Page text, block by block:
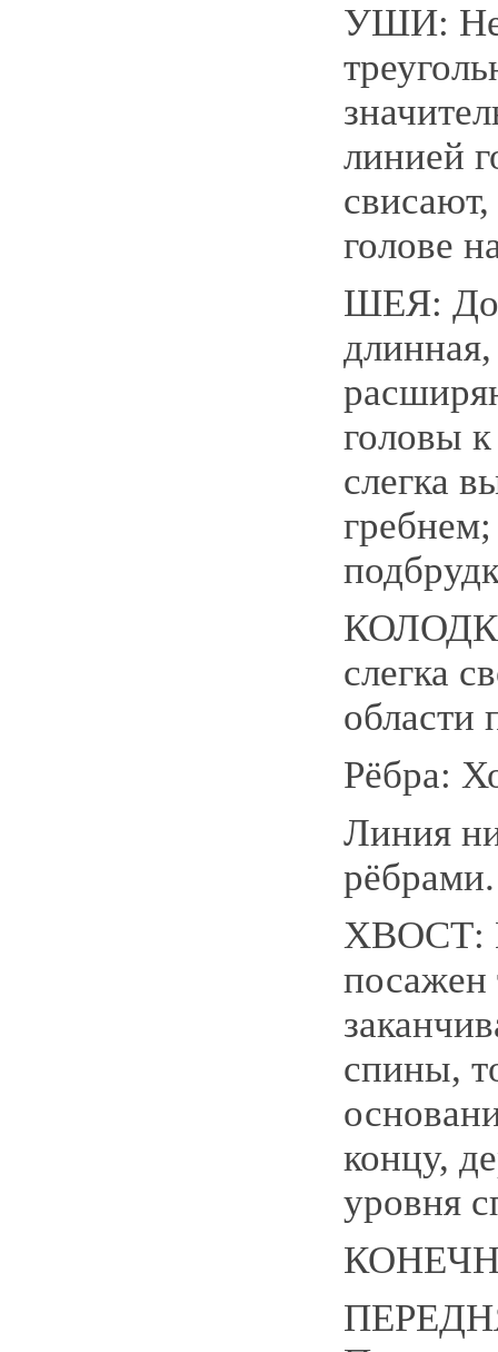
УШИ:
линией
голове
ШЕЯ:
длинная,
головы
слегка
слегка
области
Рёбра:
Линия
рёбрами.
ХВОСТ:
посажен
спины,
концу,
уровня